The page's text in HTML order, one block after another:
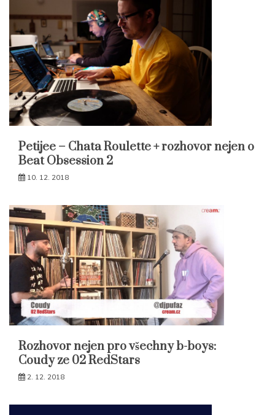
Petijee – Chata Roulette + rozhovor nejen o
Beat Obsession 2
10. 12. 2018
Rozhovor nejen pro všechny b-boys:
Coudy ze 02 RedStars
2. 12. 2018